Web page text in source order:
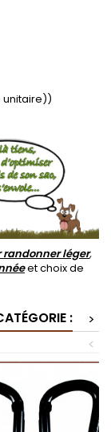
unitaire))
léger,
et choix de
:
>
<